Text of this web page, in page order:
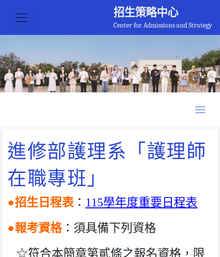
招生策略中心
Center for Admissions and Strategy
進修部護理系「護理師
在職專班」
●招生日程表 ： 115學年度重要日程表
●報考資格：須具備下列資格
☆符合本簡章第貳條之報名資格，限